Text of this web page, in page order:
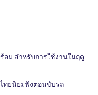
อม สำหรับการใช้งานในฤดู
ทยนิยมฟังตอนขับรถ